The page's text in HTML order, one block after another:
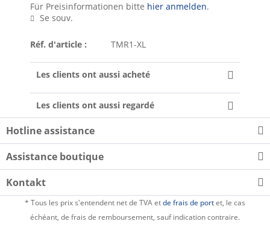
Für Preisinformationen bitte hier anmelden.
Se souv.
Réf. d'article : TMR1-XL
Les clients ont aussi acheté
Les clients ont aussi regardé
Hotline assistance
Assistance boutique
Kontakt
* Tous les prix s'entendent net de TVA etde frais de portet, le cas
échéant, de frais de remboursement, sauf indication contraire.